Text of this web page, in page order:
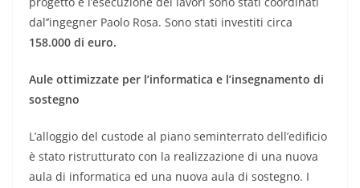
dal’’ingegner Paolo Rosa. Sono stati investiti circa
158.000 di euro.
Aule ottimizzate per l’informatica e l’insegnamento di
sostegno
L’alloggio del custode al piano seminterrato dell’edificio
è stato ristrutturato con la realizzazione di una nuova
aula di informatica ed una nuova aula di sostegno. I